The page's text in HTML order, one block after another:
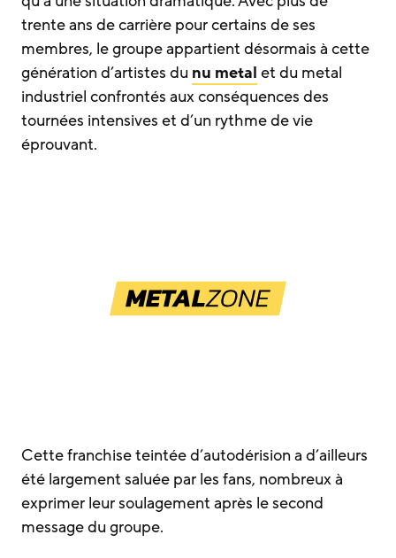
trente ans de carrière pour certains de ses
membres, le groupe appartient désormais à cette
génération d’artistes du nu metal et du metal
industriel confrontés aux conséquences des
tournées intensives et d’un rythme de vie
éprouvant.
Cette franchise teintée d’autodérision a d’ailleurs
été largement saluée par les fans, nombreux à
exprimer leur soulagement après le second
message du groupe.